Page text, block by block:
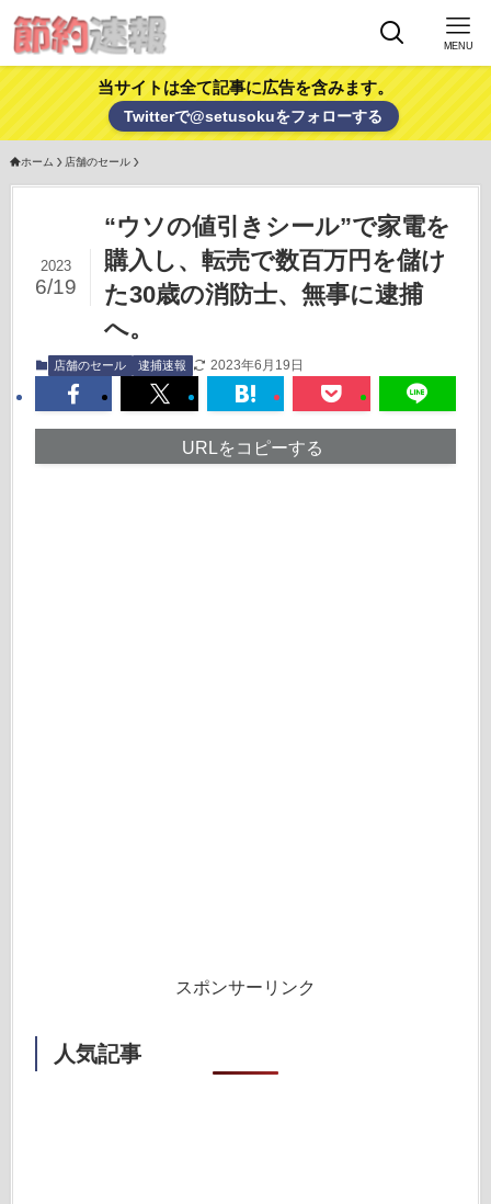
MENU
当サイトは全て記事に広告を含みます。
Twitterで@setusokuをフォローする
ホーム 店舗のセール
“ウソの値引きシール”で家電を
購入し、転売で数百万円を儲け
た30歳の消防士、無事に逮捕
へ。
2023
6/19
店舗のセール 逮捕速報 2023年6月19日
URLをコピーする
スポンサーリンク
人気記事